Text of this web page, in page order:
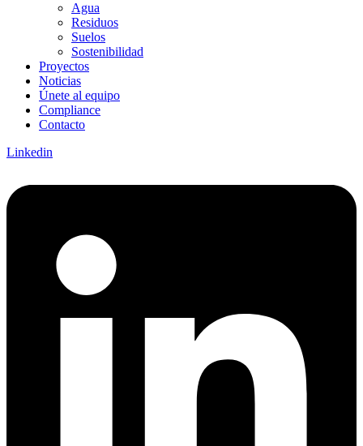
Agua
Residuos
Suelos
Sostenibilidad
Proyectos
Noticias
Únete al equipo
Compliance
Contacto
Linkedin